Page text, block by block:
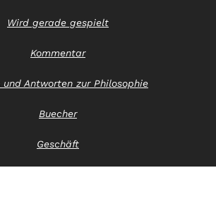
Wird gerade gespielt
Kommentar
und Antworten zur Philosophie
Buecher
Geschäft